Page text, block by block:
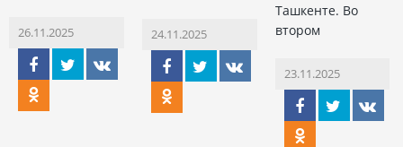
26.11.2025 24.11.2025
Ташкенте. Во
втором
23.11.2025